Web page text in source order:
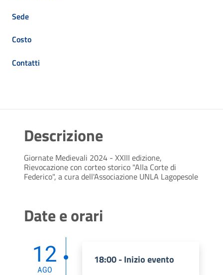
Sede
Costo
Contatti
Descrizione
Giornate Medievali 2024 - XXIII edizione,
Rievocazione con corteo storico "Alla Corte di
Federico", a cura dell'Associazione UNLA Lagopesole
Date e orari
12
AGO
18:00 - Inizio evento